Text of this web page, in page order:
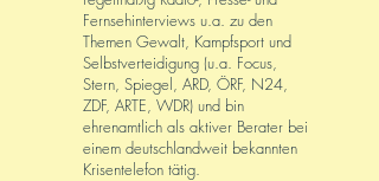
Fernsehinterviews u.a. zu den
Themen Gewalt, Kampfsport und
Selbstverteidigung (u.a. Focus,
Stern, Spiegel, ARD, ÖRF, N24,
ZDF, ARTE, WDR) und bin
ehrenamtlich als aktiver Berater bei
einem deutschlandweit bekannten
Krisentelefon tätig.